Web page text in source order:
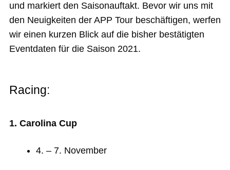
und markiert den Saisonauftakt. Bevor wir uns mit
den Neuigkeiten der APP Tour beschäftigen, werfen
wir einen kurzen Blick auf die bisher bestätigten
Eventdaten für die Saison 2021.
Racing:
1. Carolina Cup
4. – 7. November